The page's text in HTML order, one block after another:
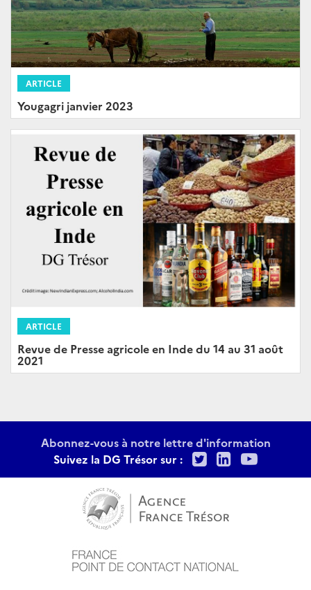
ARTICLE
Yougagri janvier 2023
ARTICLE
Revue de Presse agricole en Inde du 14 au 31 août
2021
Abonnez-vous à notre lettre d'information
Suivez la DG Trésor sur :
TwitterLinkedIn